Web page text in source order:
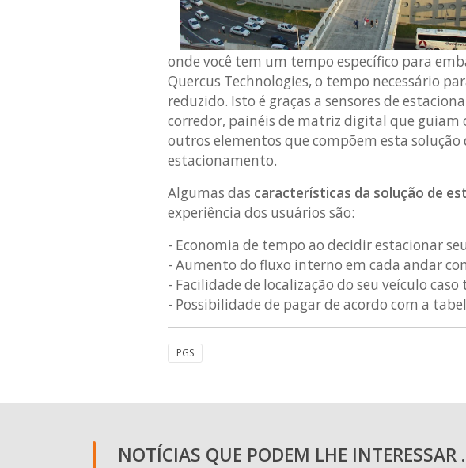
onde você tem um tempo específico para
Quercus Technologies, o tempo necessário
reduzido. Isto é graças a sensores de
corredor, painéis de matriz digital que guiam
outros elementos que compõem esta
estacionamento.
Algumas das características da solução de
experiência dos usuários são:
- Economia de tempo ao decidir estacionar
- Aumento do fluxo interno em cada andar
- Facilidade de localização do seu veículo
- Possibilidade de pagar de acordo com a
PGS
NOTÍCIAS QUE PODEM LHE INTERESSAR